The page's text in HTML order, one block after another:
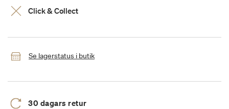
Click & Collect
Se lagerstatus i butik
30 dagars retur